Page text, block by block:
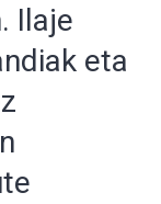
Ilaje
eta